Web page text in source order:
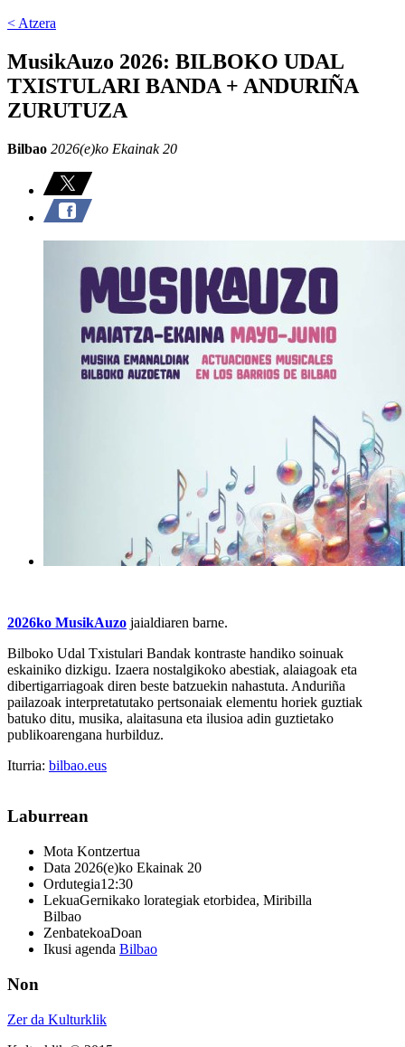
< Atzera
MusikAuzo 2026: BILBOKO UDAL
TXISTULARI BANDA + ANDURIÑA
ZURUTUZA
Bilbao 2026(e)ko Ekainak 20
2026ko MusikAuzo jaialdiaren barne.
Bilboko Udal Txistulari Bandak kontraste handiko soinuak
eskainiko dizkigu. Izaera nostalgikoko abestiak, alaiagoak eta
dibertigarriagoak diren beste batzuekin nahastuta. Anduriña
pailazoak interpretatutako pertsonaiak elementu horiek guztiak
batuko ditu, musika, alaitasuna eta ilusioa adin guztietako
publikoarengana hurbilduz.
Iturria: bilbao.eus
Laburrean
Mota Kontzertua
Data 2026(e)ko Ekainak 20
Ordutegia12:30
LekuaGernikako lorategiak etorbidea, Miribilla
Bilbao
ZenbatekoaDoan
Ikusi agenda Bilbao
Non
Zer da Kulturklik